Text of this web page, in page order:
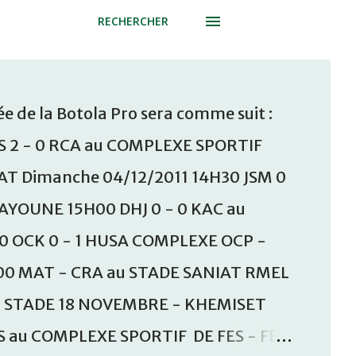
RECHERCHER
de la Botola Pro sera comme suit :
- 0 RCA au COMPLEXE SPORTIF
Dimanche 04/12/2011 14H30 JSM 0
15H00 DHJ 0 - 0 KAC au
OCK 0 - 1 HUSA COMPLEXE OCP -
MAT - CRA au STADE SANIAT RMEL
18 NOVEMBRE - KHEMISET
COMPLEXE SPORTIF DE FES - FES